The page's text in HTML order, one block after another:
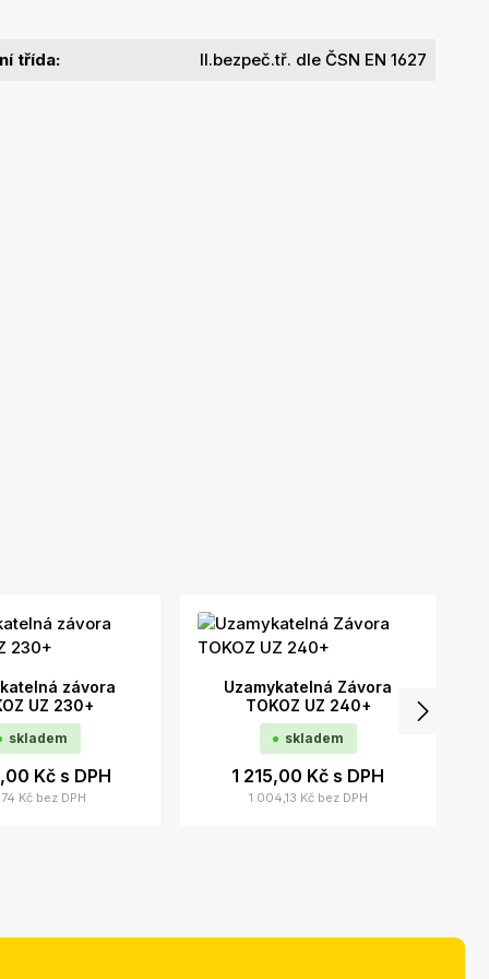
třída: II.bezpeč.tř. dle ČSN EN 1627
závora
UZ 230+
skladem
Kčs DPH
Kč bez DPH
Uzamykatelná Závora
TOKOZ UZ 240+
skladem
1 215,00 Kčs DPH
1 004,13 Kč bez DPH